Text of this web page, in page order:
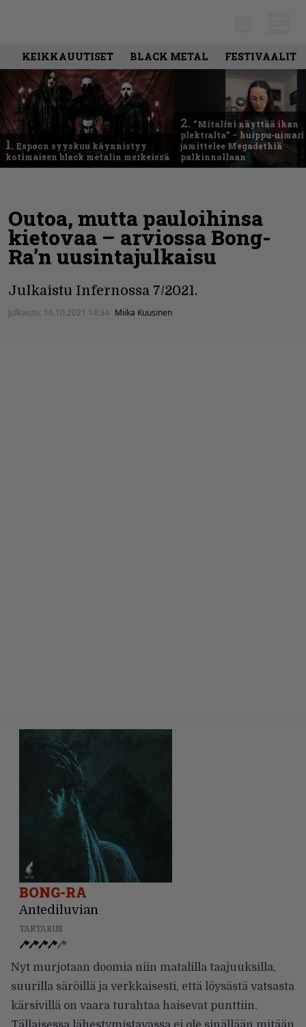
KEIKKAUUTISET BLACK METAL FESTIVAALIT
1. Espoon syyskuu käynnistyy
kotimaisen black metalin merkeissä
2. ”Mitalini näyttää ihan
plektralta” – huippu-uimari
jamittelee Megadethiä
palkinnollaan
Outoa, mutta pauloihinsa
kietovaa – arviossa Bong-
Ra’n uusintajulkaisu
Julkaistu Infernossa 7/2021.
Julkaistu: 16.10.2021 14:34 Miika Kuusinen
BONG-RA
Antediluvian
TARTARUS
Nyt murjotaan doomia niin matalilla taajuuksilla,
suurilla säröillä ja verkkaisesti, että löysästä vatsasta
kärsivillä on vaara turahtaa haisevat punttiin.